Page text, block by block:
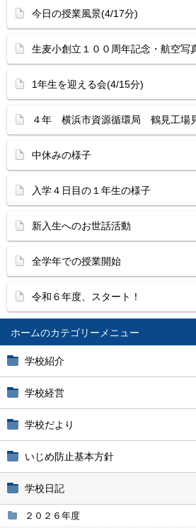
ホーム
学校紹介
学校経営
学校だより
いじめ防止基本方針
学校日記
２０２６年度
今日の授業風景(4/17分)
生麦小創立１００周年記念・航空写
1年生を迎える会(4/15分)
４年 横浜市資源循環局 鶴見工場
中休みの様子
入学４日目の１年生の様子
新入生へのお世話活動
全学年での授業開始
令和６年度、スタート！